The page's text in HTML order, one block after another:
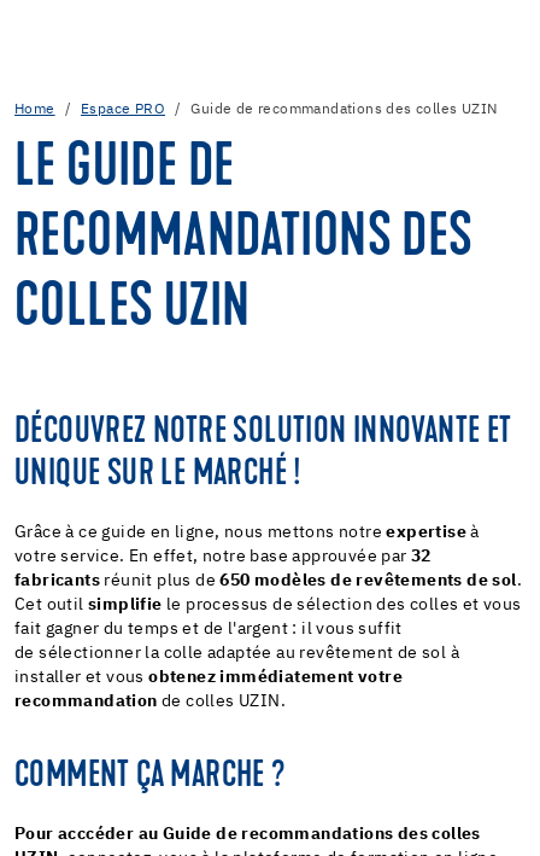
Home Espace PRO Guide de recommandations des colles UZIN
LE GUIDE DE
RECOMMANDATIONS DES
COLLES UZIN
DÉCOUVREZ NOTRE SOLUTION INNOVANTE ET
UNIQUE SUR LE MARCHÉ !
Grâce à ce guide en ligne, nous mettons notreexpertise à
votre service. En effet, notre base approuvée par 32
fabricants réunit plus de650 modèles de revêtements de sol.
Cet outil simplifie le processus de sélection des colles et vous
fait gagner du temps et de l'argent : il vous suffit
de sélectionner la colle adaptée au revêtement de sol à
installer et vousobtenez immédiatement votre
recommandation de colles UZIN.
COMMENT ÇA MARCHE ?
Pour acccéder au Guide de recommandations des colles